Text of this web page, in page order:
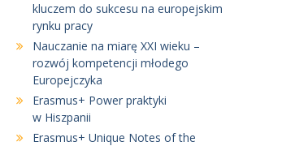
kluczem do sukcesu na europejskim
rynku pracy
Nauczanie na miarę XXI wieku –
rozwój kompetencji młodego
Europejczyka
Erasmus+ Power praktyki
w Hiszpanii
Erasmus+ Unique Notes of the